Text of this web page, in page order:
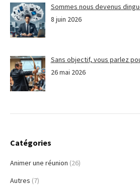
Sommes nous devenus
8 juin 2026
Sans objectif, vous parlez
26 mai 2026
Catégories
Animer une réunion (26)
Autres (7)